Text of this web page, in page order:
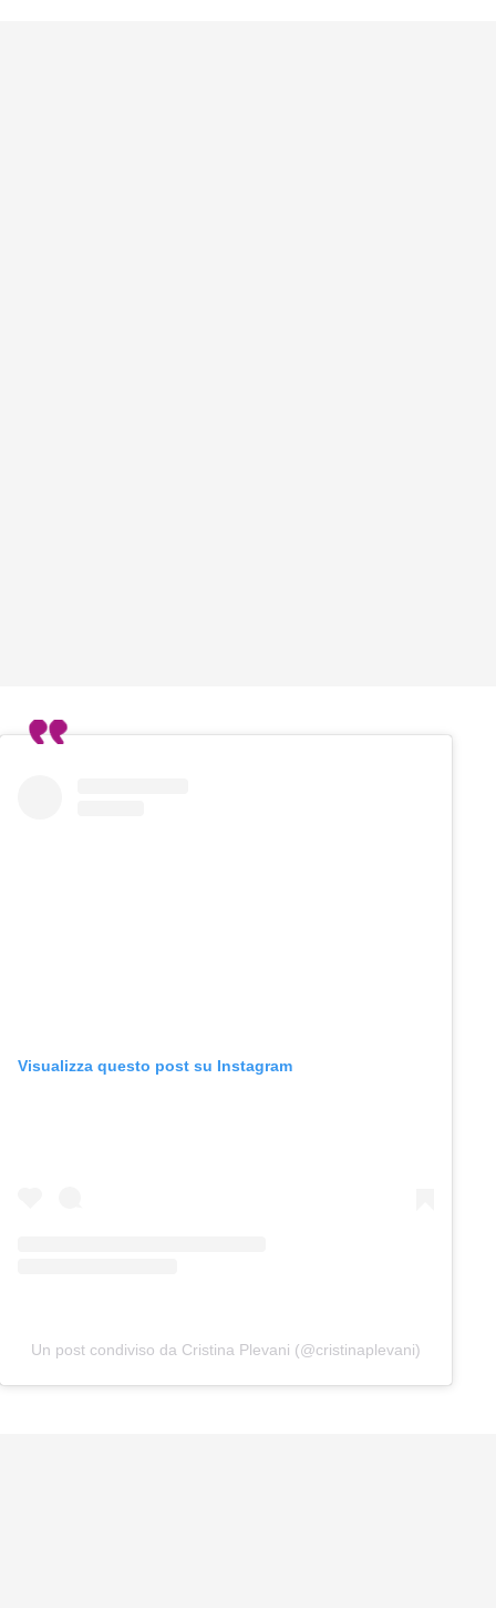
Visualizza questo post su Instagram
Un post condiviso da Cristina Plevani (@cristinaplevani)